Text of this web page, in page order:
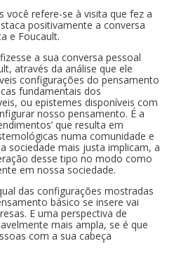
você refere-se à visita que fez a
positivamente a conversa
e Foucault.
a sua conversa pessoal
através da análise que ele
configurações do pensamento
fundamentais dos
ou epistemes disponíveis com
nosso pensamento. É a
que resulta em
numa comunidade e
sociedade mais justa implicam, a
desse tipo no modo como
em nossa sociedade.
das configurações mostradas
básico se insere vai
E uma perspectiva de
mais ampla, se é que
com a sua cabeça